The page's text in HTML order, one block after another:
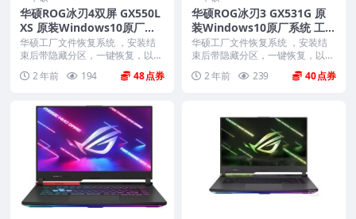
华硕ROG冰刃4双屏 GX550L
XS 原装Windows10原厂系
统 工厂模式 带ASUS Recove
ry恢复功能
华硕工厂文件恢复系统 ，安装结
束后带隐藏分区，一键恢复，以及
2 年前 194 48
华硕ROG冰刃3 GX531G 原
装Windows10原厂系统 工厂
模式 带ASUS Recovery恢复
功能
华硕工厂文件恢复系统 ，安装结
束后带隐藏分区，一键恢复，以及
2 年前 239 40